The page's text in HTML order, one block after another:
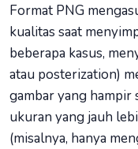
Format PNG
kualitas saat
beberapa kasus,
atau posterization)
gambar yang hampir
ukuran yang jauh
(misalnya, hanya